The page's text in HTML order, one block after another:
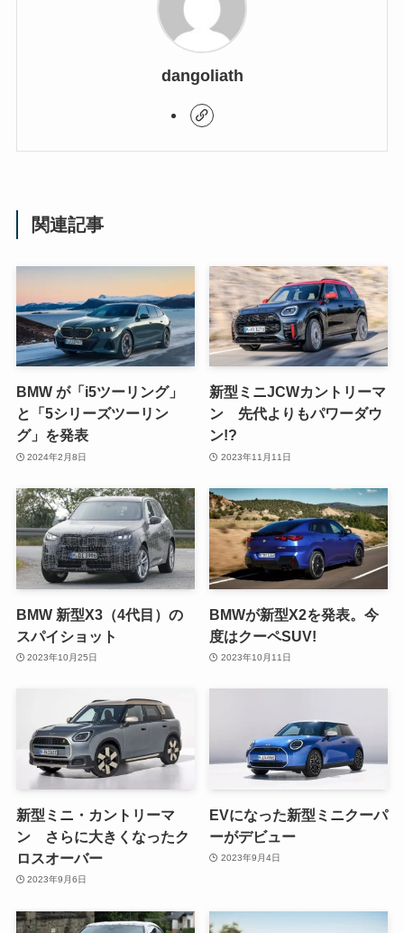
dangoliath
関連記事
BMW が「i5ツーリング」
と「5シリーズツーリン
グ」を発表
2024年2月8日
新型ミニJCWカントリーマ
ン 先代よりもパワーダウ
ン!?
2023年11月11日
BMW 新型X3（4代目）の
スパイショット
2023年10月25日
BMWが新型X2を発表。今
度はクーペSUV!
2023年10月11日
新型ミニ・カントリーマ
ン さらに大きくなったク
ロスオーバー
2023年9月6日
EVになった新型ミニクーパ
ーがデビュー
2023年9月4日